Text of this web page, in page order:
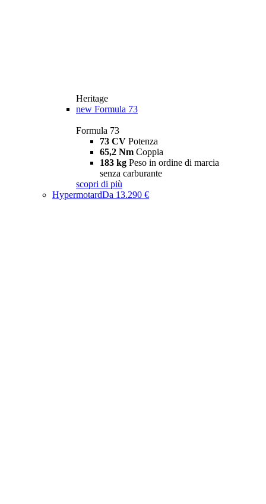
Heritage
new Formula 73
Formula 73
73 CV Potenza
65,2 Nm Coppia
183 kg Peso in ordine di marcia
senza carburante
scopri di più
HypermotardDa 13.290 €